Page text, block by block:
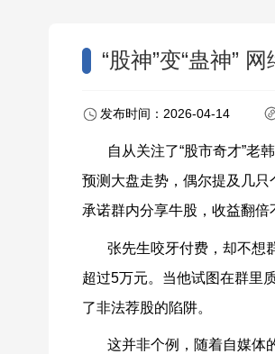
“股神”变“蛊神”
发布时间：2026-04-14
自从关注了“股市奇才”老
预测大盘走势，偶尔提及几
承诺群内分享牛股，收益翻倍
张先生咬牙付费，却不想
超过5万元。当他试图在群里
了非法荐股的陷阱。
这并非个例，随着自媒体